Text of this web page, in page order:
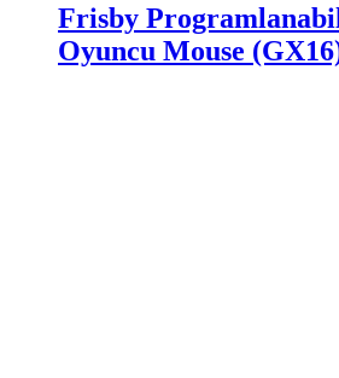
Frisby
Oyuncu Mouse